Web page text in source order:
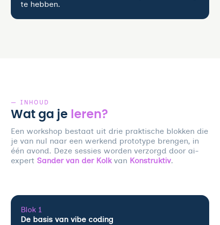
te hebben.
— INHOUD
Wat ga je leren?
Een workshop bestaat uit drie praktische blokken die
je van nul naar een werkend prototype brengen, in
één avond. Deze sessies worden verzorgd door ai-
expert Sander van der Kolkvan Konstruktiv.
Blok 1
De basis van vibe coding